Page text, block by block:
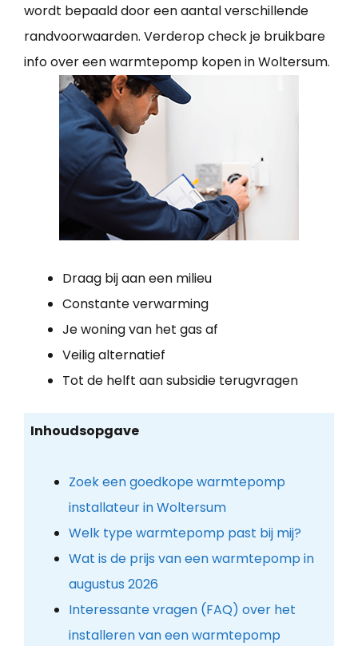
wordt bepaald door een aantal verschillende
randvoorwaarden. Verderop check je bruikbare
info over een warmtepomp kopen in Woltersum.
Draag bij aan een milieu
Constante verwarming
Je woning van het gas af
Veilig alternatief
Tot de helft aan subsidie terugvragen
Inhoudsopgave
Zoek een goedkope warmtepomp
installateur in Woltersum
Welk type warmtepomp past bij mij?
Wat is de prijs van een warmtepomp in
augustus 2026
Interessante vragen (FAQ) over het
installeren van een warmtepomp